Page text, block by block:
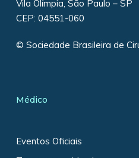
Vila Olímpia, São Paulo – SP
CEP: 04551-060
© Sociedade Brasileira de
Médico
Eventos Oficiais